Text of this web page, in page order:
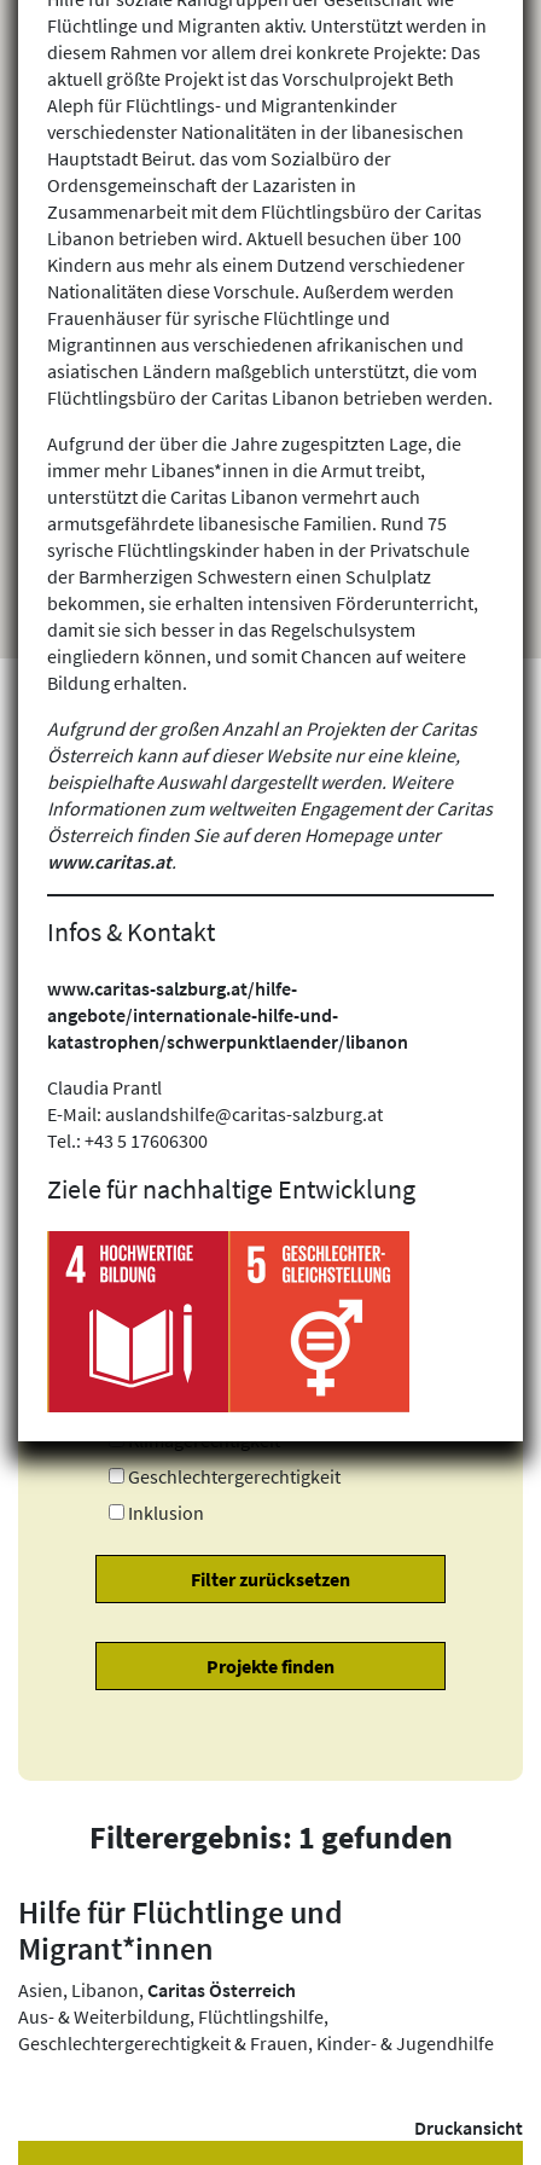
Projekte finden
Klimagerechtigkeit
Geschlechtergerechtigkeit
Inklusion
Filterergebnis: 1 gefunden
Hilfe für Flüchtlinge und
Migrant*innen
Asien, Libanon, Caritas Österreich
Aus- & Weiterbildung, Flüchtlingshilfe,
Geschlechtergerechtigkeit & Frauen, Kinder- & Jugendhilfe
Druckansicht
Flüchtlinge und Migranten aktiv. Unterstützt werden in
diesem Rahmen vor allem drei konkrete Projekte: Das
aktuell größte Projekt ist das Vorschulprojekt Beth
Aleph für Flüchtlings- und Migrantenkinder
verschiedenster Nationalitäten in der libanesischen
Hauptstadt Beirut. das vom Sozialbüro der
Ordensgemeinschaft der Lazaristen in
Zusammenarbeit mit dem Flüchtlingsbüro der Caritas
Libanon betrieben wird. Aktuell besuchen über 100
Kindern aus mehr als einem Dutzend verschiedener
Nationalitäten diese Vorschule. Außerdem werden
Frauenhäuser für syrische Flüchtlinge und
Migrantinnen aus verschiedenen afrikanischen und
asiatischen Ländern maßgeblich unterstützt, die vom
Flüchtlingsbüro der Caritas Libanon betrieben werden.
Aufgrund der über die Jahre zugespitzten Lage, die
immer mehr Libanes*innen in die Armut treibt,
unterstützt die Caritas Libanon vermehrt auch
armutsgefährdete libanesische Familien. Rund 75
syrische Flüchtlingskinder haben in der Privatschule
der Barmherzigen Schwestern einen Schulplatz
bekommen, sie erhalten intensiven Förderunterricht,
damit sie sich besser in das Regelschulsystem
eingliedern können, und somit Chancen auf weitere
Bildung erhalten.
Aufgrund der großen Anzahl an Projekten der Caritas
Österreich kann auf dieser Website nur eine kleine,
beispielhafte Auswahl dargestellt werden. Weitere
Informationen zum weltweiten Engagement der Caritas
Österreich finden Sie auf deren Homepage unter
www.caritas.at.
Infos & Kontakt
www.caritas-salzburg.at/hilfe-
angebote/internationale-hilfe-und-
katastrophen/schwerpunktlaender/libanon
Claudia Prantl
E-Mail: auslandshilfe@caritas-salzburg.at
Tel.: +43 5 17606300
Ziele für nachhaltige Entwicklung